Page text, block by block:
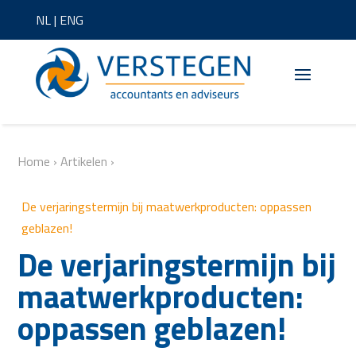
NL| ENG
Home ›Artikelen ›
De verjaringstermijn bij maatwerkproducten: oppassen
geblazen!
De verjaringstermijn bij
maatwerkproducten:
oppassen geblazen!